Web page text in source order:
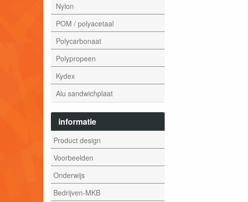
Nylon
POM / polyacetaal
Polycarbonaat
Polypropeen
Kydex
Alu sandwichplaat
informatie
Product design
Voorbeelden
Onderwijs
Bedrijven-MKB